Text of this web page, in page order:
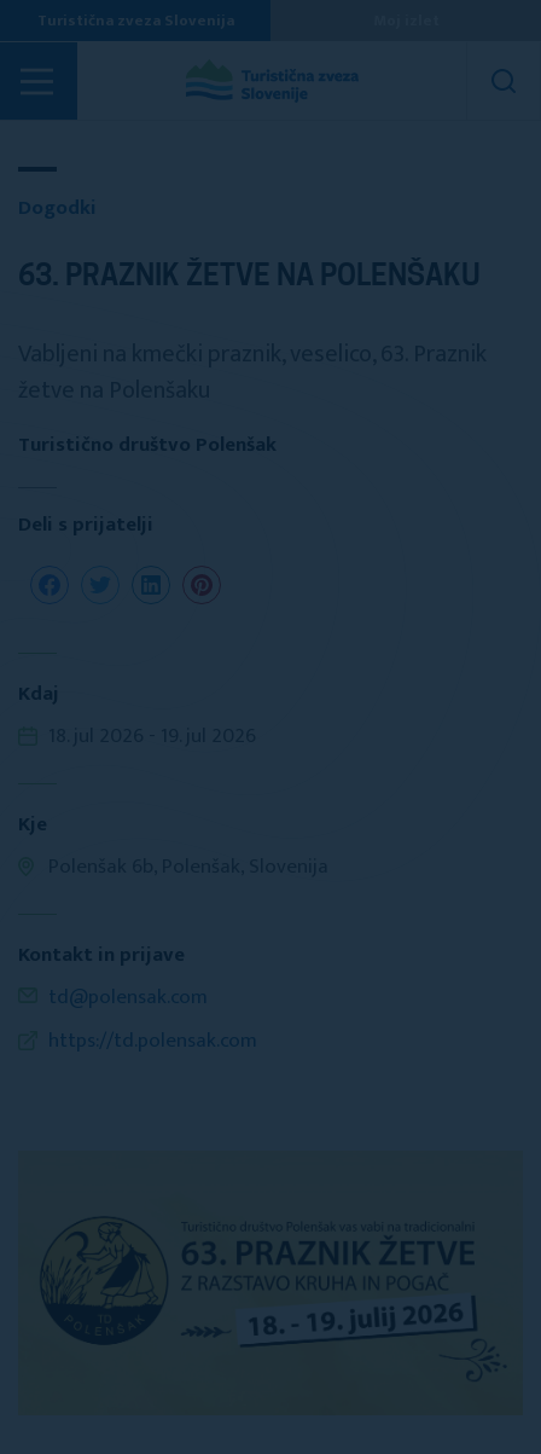
Turistična zveza Slovenija
Dogodki
Dogodki
63. PRAZNIK ŽETVE NA POLENŠAKU
Turistično društvo Polenšak
Deli s prijatelji
Kdaj
Kje
Kontakt in prijave
td@polensak.com
https://td.polensak.com